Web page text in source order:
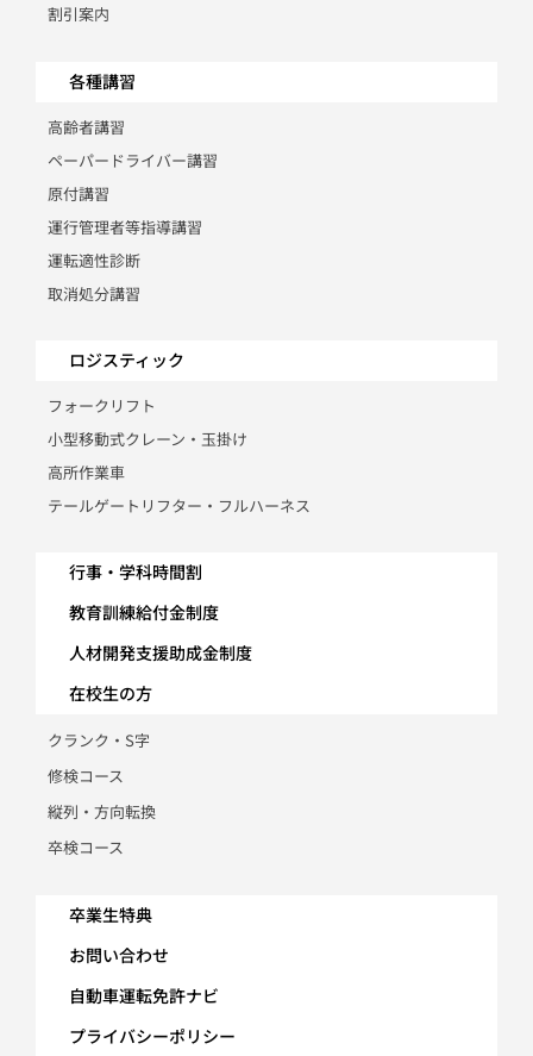
割引案内
各種講習
高齢者講習
ペーパードライバー講習
原付講習
運行管理者等指導講習
運転適性診断
取消処分講習
ロジスティック
フォークリフト
小型移動式クレーン・玉掛け
高所作業車
テールゲートリフター・フルハーネス
行事・学科時間割
教育訓練給付金制度
人材開発支援助成金制度
在校生の方
クランク・S字
修検コース
縦列・方向転換
卒検コース
卒業生特典
お問い合わせ
自動車運転免許ナビ
プライバシーポリシー